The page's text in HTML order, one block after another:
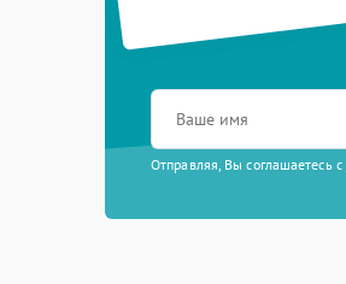
Отправляя, Вы соглашаетесь с